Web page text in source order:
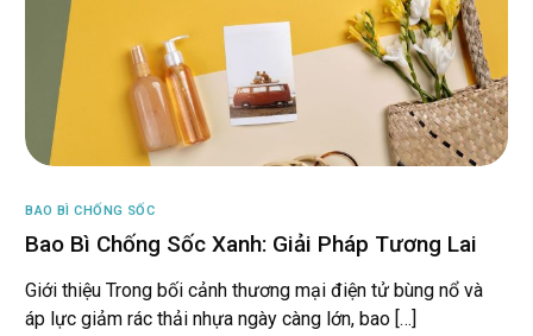
BAO BÌ CHỐNG SỐC
Bao Bì Chống Sốc Xanh: Giải Pháp Tương Lai
Giới thiệu Trong bối cảnh thương mại điện tử bùng nổ và
áp lực giảm rác thải nhựa ngày càng lớn, bao […]